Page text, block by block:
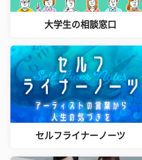
大学生の相談窓口
セルフライナーノーツ